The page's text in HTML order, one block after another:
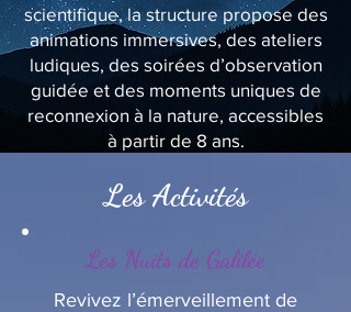
scientifique, la structure propose des
animations immersives, des ateliers
ludiques, des soirées d’observation
guidée et des moments uniques de
reconnexion à la nature, accessibles
à partir de 8 ans.
Les Activités
Les Nuits de Galilée
Revivez l’émerveillement de